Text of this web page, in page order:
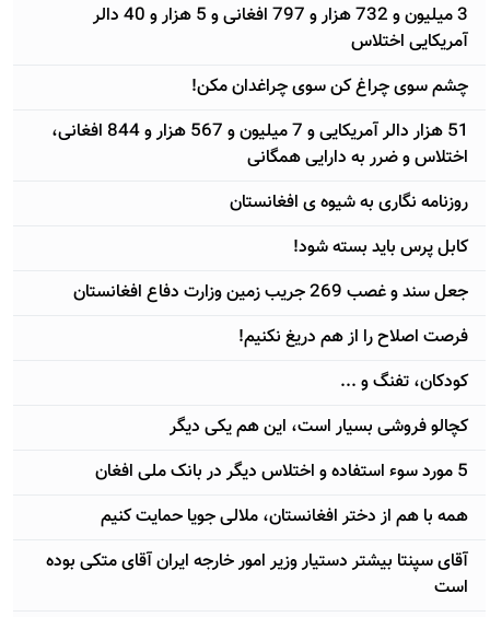
3 ميليون و 732 هزار و 797 افغانی و 5 هزار و 40 دالر
آمريکايی اختلاس
چشم سوی چراغ کن سوی چراغدان مکن!
51 هزار دالر آمريکايی و 7 ميليون و 567 هزار و 844 افغانی،
اختلاس و ضرر به دارايی همگانی
روزنامه نگاری به شيوه ی افغانستان
کابل پرس بايد بسته شود!
جعل سند و غصب 269 جريب زمين وزارت دفاع افغانستان
فرصت اصلاح را از هم دريغ نکنيم!
کودکان، تفنگ و ...
کچالو فروشی بسيار است، اين هم يکی ديگر
5 مورد سوء استفاده و اختلاس ديگر در بانک ملی افغان
همه با هم از دختر افغانستان، ملالی جويا حمايت کنيم
آقای سپنتا بيشتر دستيار وزير امور خارجه ايران آقای متکی بوده
است